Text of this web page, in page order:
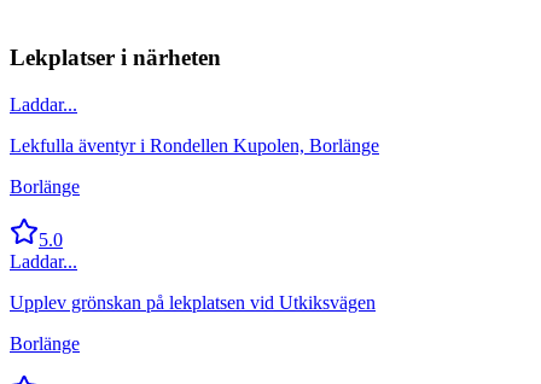
Lekplatser i närheten
Laddar...
Lekfulla äventyr i Rondellen Kupolen, Borlänge
Borlänge
5.0
Laddar...
Upplev grönskan på lekplatsen vid Utkiksvägen
Borlänge